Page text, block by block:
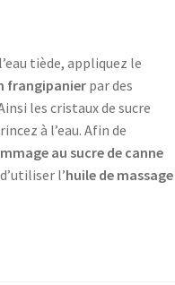
tiède, appliquez le
frangipanier par des
les cristaux de sucre
à l’eau. Afin de
au sucre de canne
l’huile de massage